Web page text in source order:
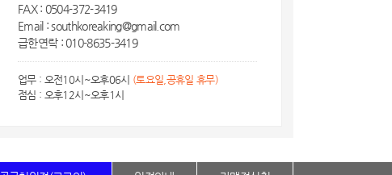
FAX : 0504-372-3419
Email : southkoreaking@gmail.com
급한연락 : 010-8635-3419
업무 : 오전10시~오후06시 (토요일,공휴일 휴무)
점심 : 오후12시~오후1시